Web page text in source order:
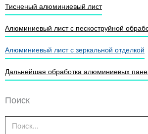
Тисненый алюминиевый лист
Алюминиевый лист с пескоструйной
Алюминиевый лист с зеркальной отделкой
Дальнейшая обработка алюминиевых
Поиск
Поиск